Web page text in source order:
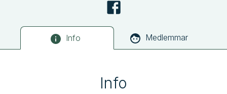
Info Medlemmar
Info